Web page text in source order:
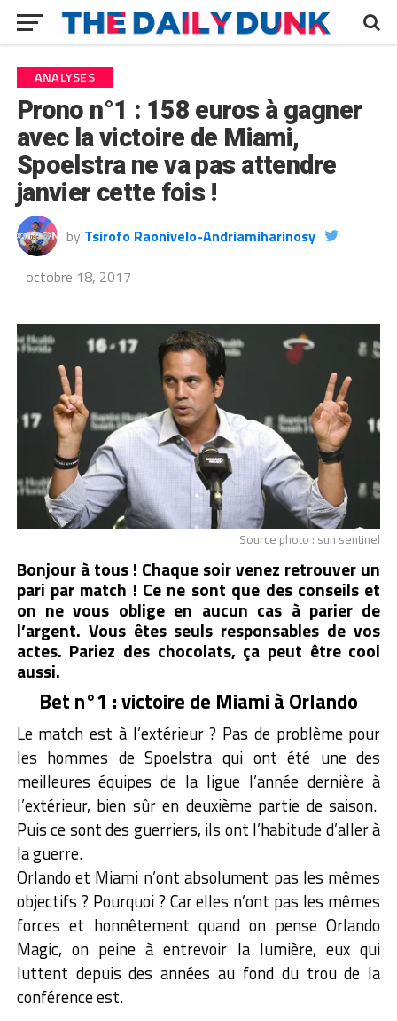
ANALYSES
Prono n°1 : 158 euros à gagner
avec la victoire de Miami,
Spoelstra ne va pas attendre
janvier cette fois !
by Tsirofo Raonivelo-Andriamiharinosy
octobre 18, 2017
Source photo : sun sentinel
Bonjour à tous ! Chaque soir venez retrouver un
pari par match ! Ce ne sont que des conseils et
on ne vous oblige en aucun cas à parier de
l’argent. Vous êtes seuls responsables de vos
actes. Pariez des chocolats, ça peut être cool
aussi.
Bet n°1 : victoire de Miami à Orlando
Le match est à l’extérieur ? Pas de problème pour
les hommes de Spoelstra qui ont été une des
meilleures équipes de la ligue l’année dernière à
l’extérieur, bien sûr en deuxième partie de saison.
Puis ce sont des guerriers, ils ont l’habitude d’aller à
la guerre.
Orlando et Miami n’ont absolument pas les mêmes
objectifs ? Pourquoi ? Car elles n’ont pas les mêmes
forces et honnêtement quand on pense Orlando
Magic, on peine à entrevoir la lumière, eux qui
luttent depuis des années au fond du trou de la
conférence est.